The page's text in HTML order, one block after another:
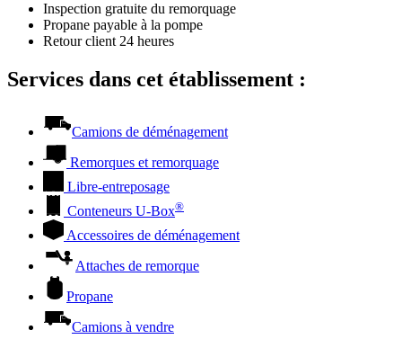
Inspection gratuite du remorquage
Propane payable à la pompe
Retour client 24 heures
Services dans cet établissement :
Camions de déménagement
Remorques et remorquage
Libre-entreposage
Conteneurs U-Box®
Accessoires de déménagement
Attaches de remorque
Propane
Camions à vendre